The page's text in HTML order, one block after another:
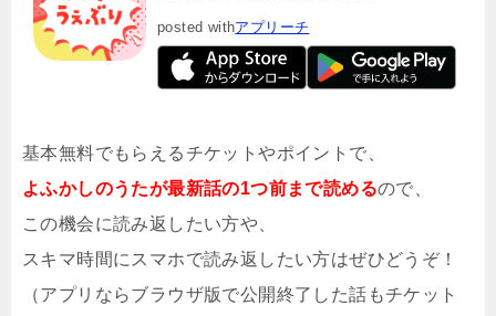
posted withアプリーチ
基本無料でもらえるチケットやポイントで、
よふかしのうたが最新話の1つ前まで読めるので、
この機会に読み返したい方や、
スキマ時間にスマホで読み返したい方はぜひどうぞ！
（アプリならブラウザ版で公開終了した話もチケット